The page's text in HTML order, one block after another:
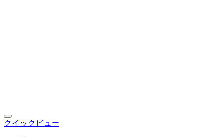
クイックビュー